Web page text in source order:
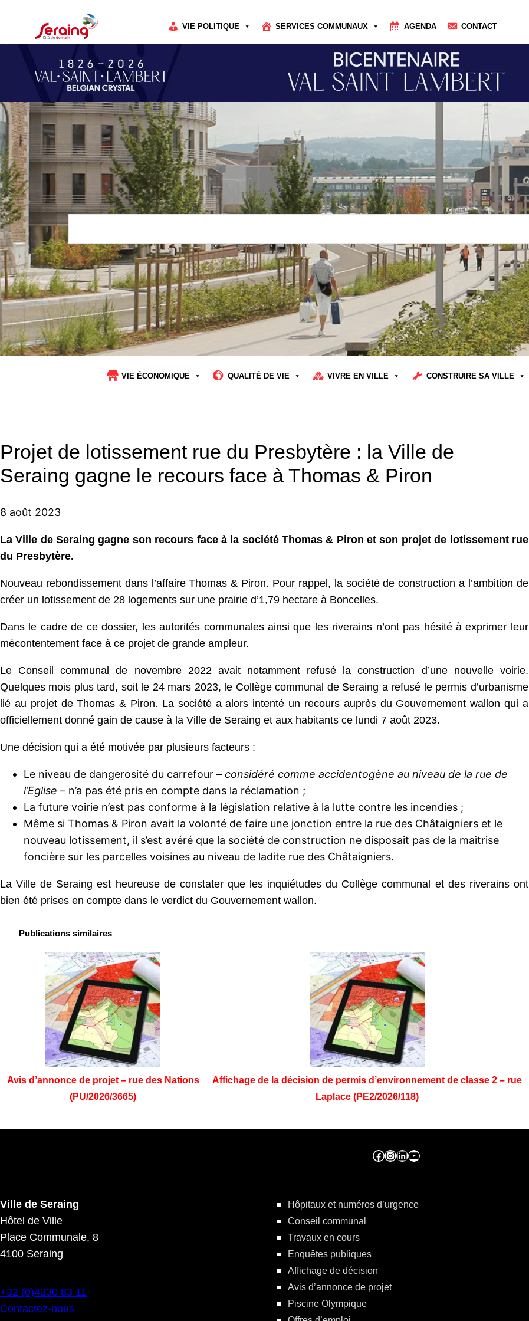
VIE POLITIQUE SERVICES COMMUNAUX AGENDA CONTACT
Rechercher
VIE ÉCONOMIQUE QUALITÉ DE VIE VIVRE EN VILLE CONSTRUIRE SA VILLE
Projet de lotissement rue du Presbytère : la Ville de
Seraing gagne le recours face à Thomas & Piron
8 août 2023
La Ville de Seraing gagne son recours face à la société Thomas & Piron et son projet de lotissement rue
du Presbytère.
Nouveau rebondissement dans l’affaire Thomas & Piron. Pour rappel, la société de construction a l’ambition de
créer un lotissement de 28 logements sur une prairie d’1,79 hectare à Boncelles.
Dans le cadre de ce dossier, les autorités communales ainsi que les riverains n’ont pas hésité à exprimer leur
mécontentement face à ce projet de grande ampleur.
Le Conseil communal de novembre 2022 avait notamment refusé la construction d’une nouvelle voirie.
Quelques mois plus tard, soit le 24 mars 2023, le Collège communal de Seraing a refusé le permis d’urbanisme
lié au projet de Thomas & Piron. La société a alors intenté un recours auprès du Gouvernement wallon qui a
officiellement donné gain de cause à la Ville de Seraing et aux habitants ce lundi 7 août 2023.
Une décision qui a été motivée par plusieurs facteurs :
Le niveau de dangerosité du carrefour – considéré comme accidentogène au niveau de la rue de
l’Eglise – n’a pas été pris en compte dans la réclamation ;
La future voirie n’est pas conforme à la législation relative à la lutte contre les incendies ;
Même si Thomas & Piron avait la volonté de faire une jonction entre la rue des Châtaigniers et le
nouveau lotissement, il s’est avéré que la société de construction ne disposait pas de la maîtrise
foncière sur les parcelles voisines au niveau de ladite rue des Châtaigniers.
La Ville de Seraing est heureuse de constater que les inquiétudes du Collège communal et des riverains ont
bien été prises en compte dans le verdict du Gouvernement wallon.
Publications similaires
Avis d’annonce de projet – rue des Nations
(PU/2026/3665)
Affichage de la décision de permis d’environnement de classe 2 – rue
Laplace (PE2/2026/118)
Facebook ville de seraing Instragram ville de seraing linkedin – ville de seraing YouTube
Ville de Seraing
Hôtel de Ville
Place Communale, 8
4100 Seraing
+32 (0)4330 83 11
Contactez-nous
Hôpitaux et numéros d’urgence
Conseil communal
Travaux en cours
Enquêtes publiques
Affichage de décision
Avis d’annonce de projet
Piscine Olympique